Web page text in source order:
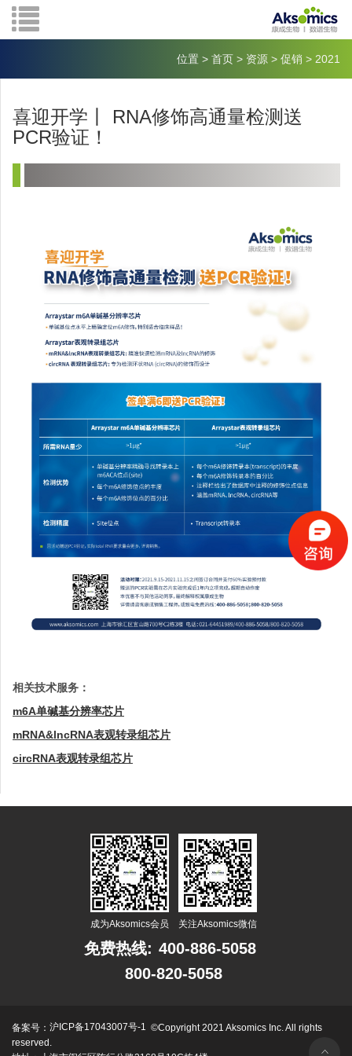
位置 > 首页 > 资源 > 促销 > 2021
喜迎开学丨 RNA修饰高通量检测送
PCR验证！
相关技术服务：
m6A单碱基分辨率芯片
mRNA&lncRNA表观转录组芯片
circRNA表观转录组芯片
成为Aksomics会员 关注Aksomics微信
免费热线: 400-886-5058
800-820-5058
备案号： 沪ICP备17043007号-1 ©Copyright 2021 Aksomics Inc. All rights
reserved.